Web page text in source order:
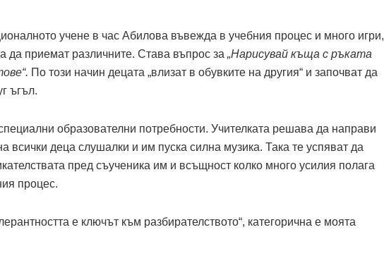
учене в час Абилова въвежда в учебния процес и много игри,
да приемат различните. Става въпрос за „Нарисувай къща с ръката
По този начин децата „влизат в обувките на другия“ и започват да
ъгъл.
образователни потребности. Учителката решава да направи
всички деца слушалки и им пуска силна музика. Така те успяват да
пред съученика им и всъщност колко много усилия полага
процес.
е ключът към разбирателството“, категорична е моята